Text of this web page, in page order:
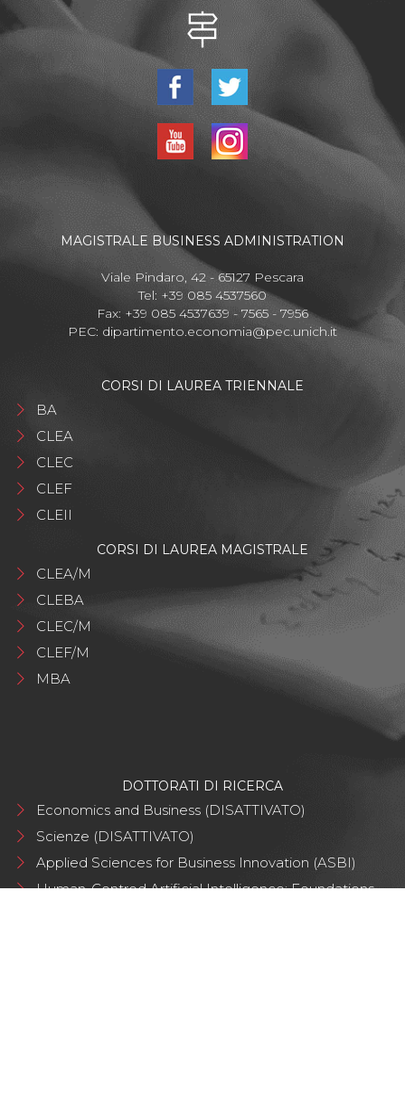
MAGISTRALE BUSINESS ADMINISTRATION
Viale Pindaro, 42 - 65127 Pescara
Tel: +39 085 4537560
Fax: +39 085 4537639 - 7565 - 7956
PEC: dipartimento.economia@pec.unich.it
CORSI DI LAUREA TRIENNALE
BA
CLEA
CLEC
CLEF
CLEII
CORSI DI LAUREA MAGISTRALE
CLEA/M
CLEBA
CLEC/M
CLEF/M
MBA
DOTTORATI DI RICERCA
Economics and Business (DISATTIVATO)
Scienze (DISATTIVATO)
Applied Sciences for Business Innovation (ASBI)
Human-Centred Artificial Intelligence: Foundations